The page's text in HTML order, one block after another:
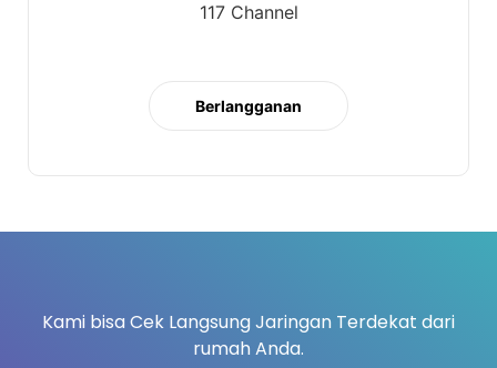
117 Channel
Berlangganan
Kami bisa Cek Langsung Jaringan Terdekat dari
rumah Anda.